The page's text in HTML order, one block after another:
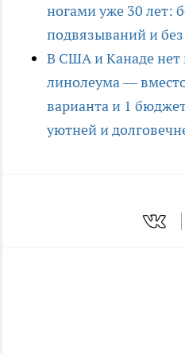
ногами уже 30 лет:
подвязываний и
В США и Канаде нет
линолеума —
варианта и 1
уютней и